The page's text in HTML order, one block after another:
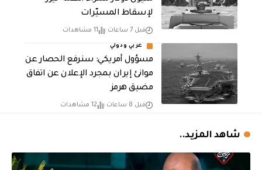
لإسقاط المسيّرات
قبل 7 ساعات 11 مشاهدات
عربي ودولي
مسؤول أمريكي: سنرفع الحصار عن
موانئ إيران بمجرد الإعلان عن اتفاق
مضيق هرمز
قبل 8 ساعات 12 مشاهدات
شاهد المزيد..